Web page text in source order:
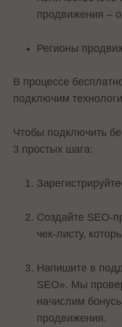
продвижения –
Регионы
В процессе
подключим
Чтобы подключить
3 простых шага:
Создайте SEO-
чек-листу,
Напишите в
SEO». Мы
начислим
продвижения.